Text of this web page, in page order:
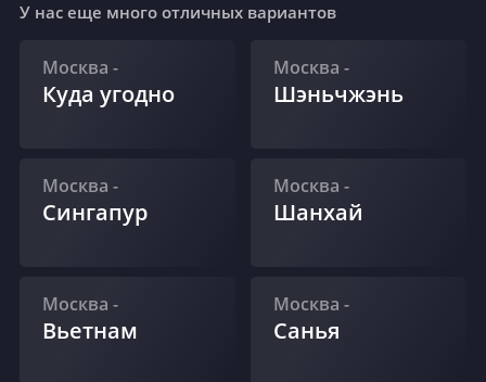
У нас еще много отличных вариантов
Москва -
Куда угодно
Москва -
Шэньчжэнь
Москва -
Сингапур
Москва -
Шанхай
Москва -
Вьетнам
Москва -
Санья